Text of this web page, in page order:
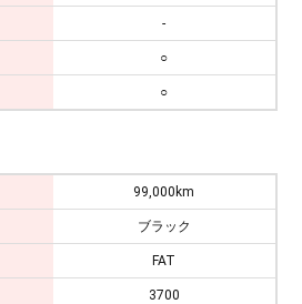
-
○
○
99,000km
ブラック
FAT
3700